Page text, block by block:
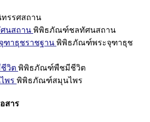
ทรรศสถาน
นสถาน พิพิธภัณฑ์ชลทัศนสถาน
าธุชราชฐาน พิพิธภัณฑ์พระจุฑาธุช
วิต พิพิธภัณฑ์พืชมีชีวิต
พร พิพิธภัณฑ์สมุนไพร
สาร